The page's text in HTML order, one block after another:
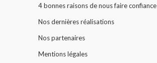
4 bonnes raisons de nous faire confiance
Nos dernières réalisations
Nos partenaires
Mentions légales